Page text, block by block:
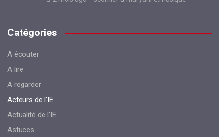
Catégories
A écouter
A lire
A regarder
Acteurs de l'IE
Actualité de l'IE
Astuces